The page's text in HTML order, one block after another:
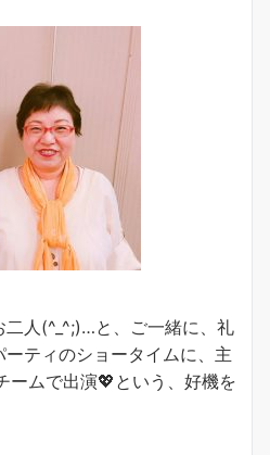
二人(^_^;)…と、ご一緒に、礼
ティのショータイムに、主
ームで出演💖という、好機を